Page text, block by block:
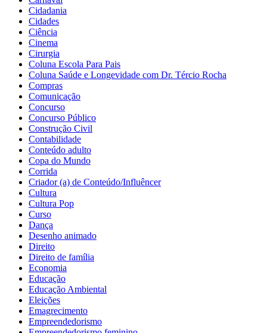
Cidadania
Cidades
Ciência
Cinema
Cirurgia
Coluna Escola Para Pais
Coluna Saúde e Longevidade com Dr. Tércio Rocha
Compras
Comunicação
Concurso
Concurso Público
Construção Civil
Contabilidade
Conteúdo adulto
Copa do Mundo
Corrida
Criador (a) de Conteúdo/Influêncer
Cultura
Cultura Pop
Curso
Dança
Desenho animado
Direito
Direito de família
Economia
Educação
Educação Ambiental
Eleições
Emagrecimento
Empreendedorismo